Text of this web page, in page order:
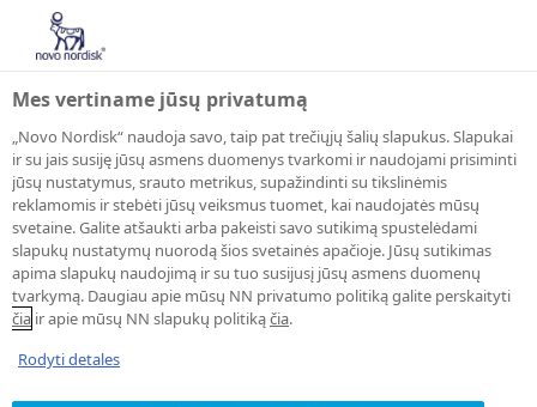
POZICIJĄ
Užduoties aprašymas
Mes vertiname jūsų privatumą
„Novo Nordisk“ naudoja savo, taip pat trečiųjų šalių slapukus. Slapukai
ir su jais susiję jūsų asmens duomenys tvarkomi ir naudojami prisiminti
jūsų nustatymus, srauto metrikus, supažindinti su tikslinėmis
reklamomis ir stebėti jūsų veiksmus tuomet, kai naudojatės mūsų
svetaine. Galite atšaukti arba pakeisti savo sutikimą spustelėdami
slapukų nustatymų nuorodą šios svetainės apačioje. Jūsų sutikimas
apima slapukų naudojimą ir su tuo susijusį jūsų asmens duomenų
tvarkymą. Daugiau apie mūsų NN privatumo politiką galite perskaityti
čia ir apie mūsų NN slapukų politikąčia.
Rodyti detales